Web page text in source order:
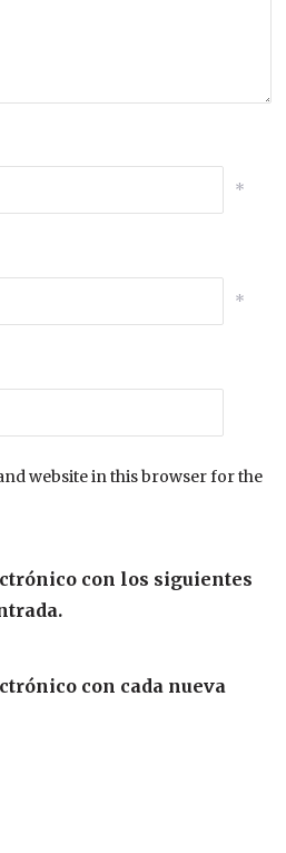
*
*
website in this browser for the
con los siguientes
con cada nueva